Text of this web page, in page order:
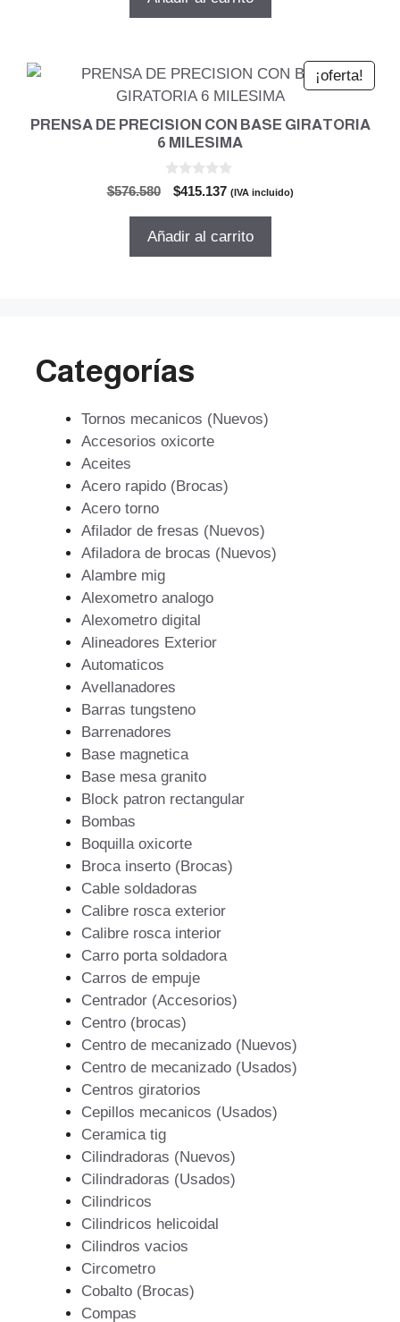
¡oferta!
PRENSA DE PRECISION CON BASE GIRATORIA
6 MILESIMA
$576.580
El
original
$415.137El
actual
(IVA incluido)
Añadir al carrito
Categorías
Tornos mecanicos (Nuevos)
Accesorios oxicorte
Aceites
Acero rapido (Brocas)
Acero torno
Afilador de fresas (Nuevos)
Afiladora de brocas (Nuevos)
Alambre mig
Alexometro analogo
Alexometro digital
Alineadores Exterior
Automaticos
Avellanadores
Barras tungsteno
Barrenadores
Base magnetica
Base mesa granito
Block patron rectangular
Bombas
Boquilla oxicorte
Broca inserto (Brocas)
Cable soldadoras
Calibre rosca exterior
Calibre rosca interior
Carro porta soldadora
Carros de empuje
Centrador (Accesorios)
Centro (brocas)
Centro de mecanizado (Nuevos)
Centro de mecanizado (Usados)
Centros giratorios
Cepillos mecanicos (Usados)
Ceramica tig
Cilindradoras (Nuevos)
Cilindradoras (Usados)
Cilindricos
Cilindricos helicoidal
Cilindros vacios
Circometro
Cobalto (Brocas)
Compas